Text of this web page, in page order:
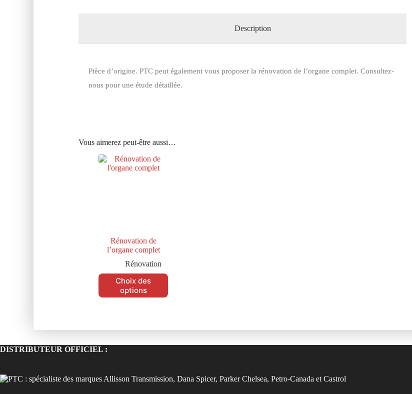
Description
Pièce d’origine. PTC peut également vous proposer la rénovation de l’organe complet. Consultez-
nous pour une étude détaillée.
Vous aimerez peut-être aussi…
Rénovation de
l’organe complet
Rénovation
Choix des
options
DISTRIBUTEUR OFFICIEL :